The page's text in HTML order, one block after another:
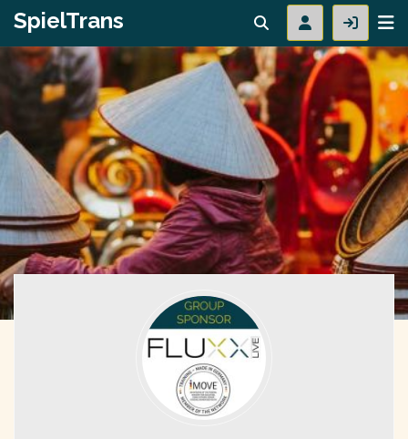
SpielTrans